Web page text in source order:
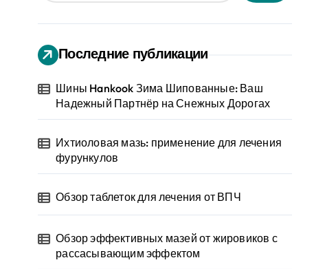
Последние публикации
Шины Hankook Зима Шипованные: Ваш
Надежный Партнёр на Снежных Дорогах
Ихтиоловая мазь: применение для лечения
фурункулов
Обзор таблеток для лечения от ВПЧ
Обзор эффективных мазей от жировиков с
рассасывающим эффектом